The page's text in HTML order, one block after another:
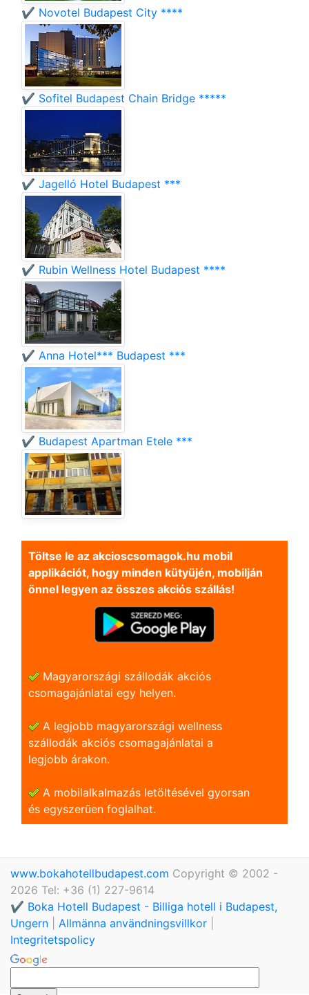
✔️ Novotel Budapest City ****
✔️ Sofitel Budapest Chain Bridge *****
✔️ Jagelló Hotel Budapest ***
✔️ Rubin Wellness Hotel Budapest ****
✔️ Anna Hotel*** Budapest ***
✔️ Budapest Apartman Etele ***
Töltse le az akcioscsomagok.hu mobil
applikációt, hogy minden kütyüjén, mobilján
önnel legyen az összes akciós szállás!
Magyarországi szállodák akciós
csomagajánlatai egy helyen.
A legjobb magyarországi wellness
szállodák akciós csomagajánlatai a
legjobb árakon.
A mobilalkalmazás letöltésével gyorsan
és egyszerũen foglalhat.
www.bokahotellbudapest.com Copyright © 2002 -
2026 Tel: +36 (1) 227-9614
✔️ Boka Hotell Budapest - Billiga hotell i Budapest,
Ungern
Allmänna användningsvillkor
Integritetspolicy